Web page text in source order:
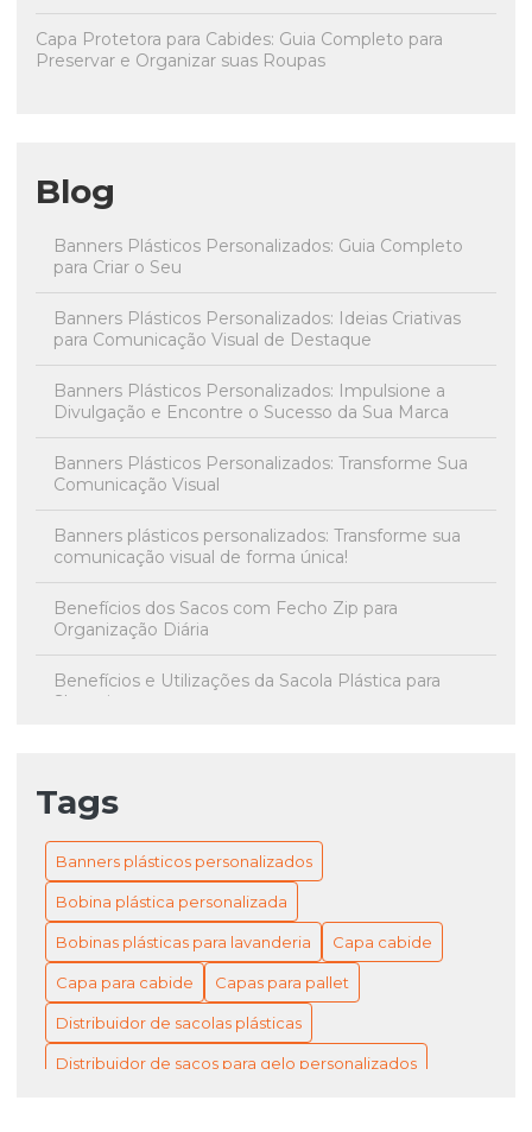
Capa Protetora para Cabides: Guia Completo para
Preservar e Organizar suas Roupas
Blog
Banners Plásticos Personalizados: Guia Completo
para Criar o Seu
Banners Plásticos Personalizados: Ideias Criativas
para Comunicação Visual de Destaque
Banners Plásticos Personalizados: Impulsione a
Divulgação e Encontre o Sucesso da Sua Marca
Banners Plásticos Personalizados: Transforme Sua
Comunicação Visual
Banners plásticos personalizados: Transforme sua
comunicação visual de forma única!
Benefícios dos Sacos com Fecho Zip para
Organização Diária
Benefícios e Utilizações da Sacola Plástica para
Shopping
Bobina Plástica Personalizada: Transforme Seu
Produto com Estilo e Criatividade
Bobinas plásticas para lavanderia: a solução inovadora
que você precisa conhecer!
Bobinas Plásticas para Lavanderia: Benefícios e
Aplicações Essenciais
Bobinas Plásticas para Lavanderia: Como Selecionar
para Máxima Proteção e Organização das Roupas
Tags
Banners plásticos personalizados
Bobina plástica personalizada
Bobinas plásticas para lavanderia Capa cabide
Capa para cabide Capas para pallet
Distribuidor de sacolas plásticas
Distribuidor de sacos para gelo personalizados